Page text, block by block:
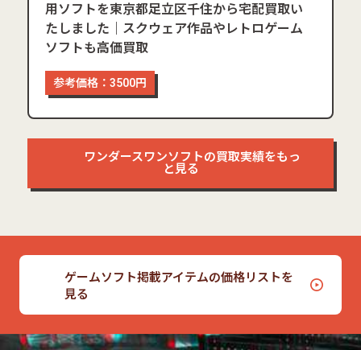
用ソフトを東京都足立区千住から宅配買取い
たしました｜スクウェア作品やレトロゲーム
ソフトも高価買取
参考価格：3500円
ワンダースワンソフトの買取実績をもっ
と見る
ゲームソフト掲載アイテムの価格リストを
見る